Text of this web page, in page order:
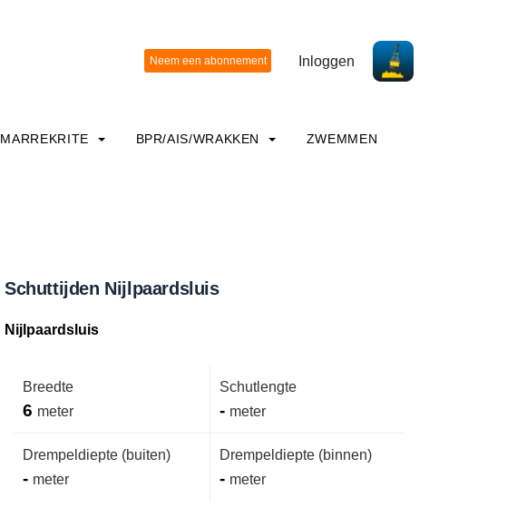
Inloggen
MARREKRITE BPR/AIS/WRAKKEN ZWEMMEN
Schuttijden Nijlpaardsluis
Nijlpaardsluis
Breedte
6 meter
Schutlengte
- meter
Drempeldiepte (buiten)
- meter
Drempeldiepte (binnen)
- meter